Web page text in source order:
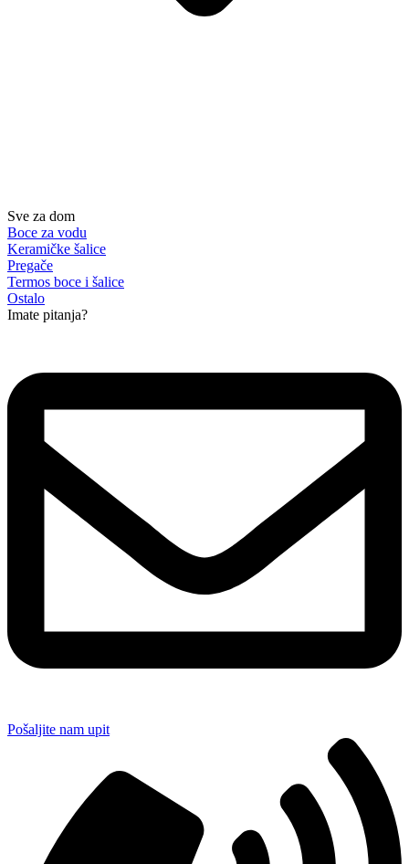
Sve za dom
Boce za vodu
Keramičke šalice
Pregače
Termos boce i šalice
Ostalo
Imate pitanja?
Pošaljite nam upit